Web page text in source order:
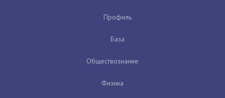
Профиль
База
Обществознание
Физика